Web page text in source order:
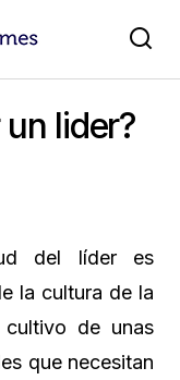
lider?
del líder es
la cultura de la
de unas
que necesitan